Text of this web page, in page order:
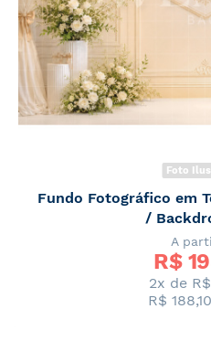
Foto
Fundo Fotográfico em
/
A
R$
2x de
R$ 188,10